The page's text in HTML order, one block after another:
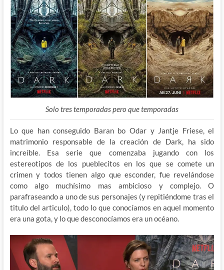
Solo tres temporadas pero que temporadas
Lo que han conseguido Baran bo Odar y Jantje Friese, el
matrimonio responsable de la creación de Dark, ha sido
increíble. Esa serie que comenzaba jugando con los
estereotipos de los pueblecitos en los que se comete un
crimen y todos tienen algo que esconder, fue revelándose
como algo muchísimo mas ambicioso y complejo. O
parafraseando a uno de sus personajes (y repitiéndome tras el
titulo del articulo), todo lo que conocíamos en aquel momento
era una gota, y lo que desconocíamos era un océano.